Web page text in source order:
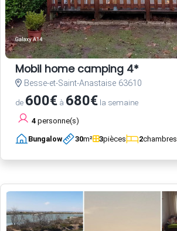
Mobil home camping 4*
Besse-et-Saint-Anastaise 63610
de 600€ à 680€ la semaine
4 personne(s)
Bungalow 30m² 3pièces 2chambres